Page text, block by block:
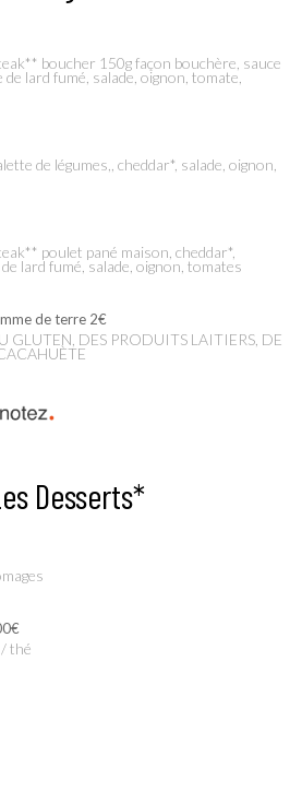
lard fumé, salade, oignon, tomate,
lard fumé, salade, oignon, tomates
de terre 2€
Desserts*
/ thé